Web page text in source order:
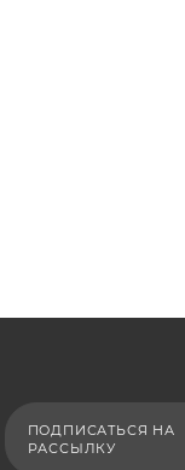
ПОДПИСАТЬСЯ НА
РАССЫЛКУ